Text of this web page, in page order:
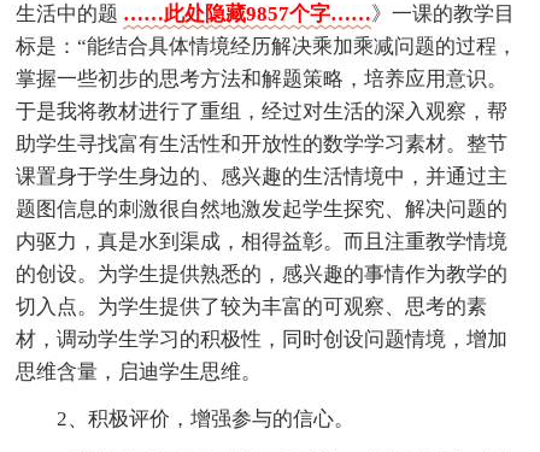
生活中的题 ……此处隐藏9857个字……》一课的教学目
标是：“能结合具体情境经历解决乘加乘减问题的过程，
掌握一些初步的思考方法和解题策略，培养应用意识。
于是我将教材进行了重组，经过对生活的深入观察，帮
助学生寻找富有生活性和开放性的数学学习素材。整节
课置身于学生身边的、感兴趣的生活情境中，并通过主
题图信息的刺激很自然地激发起学生探究、解决问题的
内驱力，真是水到渠成，相得益彰。而且注重教学情境
的创设。为学生提供熟悉的，感兴趣的事情作为教学的
切入点。为学生提供了较为丰富的可观察、思考的素
材，调动学生学习的积极性，同时创设问题情境，增加
思维含量，启迪学生思维。
2、积极评价，增强参与的信心。